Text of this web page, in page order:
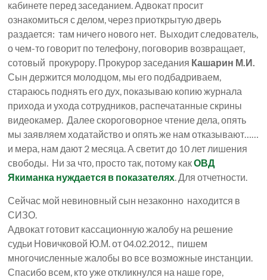
кабинете перед заседанием. Адвокат просит
ознакомиться с делом, через приоткрытую дверь
раздается: там ничего нового нет. Выходит следователь,
о чем-то говорит по телефону, поговорив возвращает,
сотовый прокурору. Прокурор заседания Кашарин М.И.
Сын держится молодцом, мы его подбадриваем,
стараюсь поднять его дух, показываю копию журнала
прихода и ухода сотрудников, распечатанные скрины
видеокамер. Далее скороговорное чтение дела, опять
мы заявляем ходатайство и опять же нам отказывают……
и мера, нам дают 2 месяца. А светит до 10 лет лишения
свободы. Ни за что, просто так, потому какОВД
Якиманка нуждается в показателях. Для отчетности.
Сейчас мой невиновный сын незаконно находится в
СИЗО.
Адвокат готовит кассационную жалобу на решение
судьи Новичковой Ю.М. от 04.02.2012., пишем
многочисленные жалобы во все возможные инстанции.
Спасибо всем, кто уже откликнулся на наше горе,